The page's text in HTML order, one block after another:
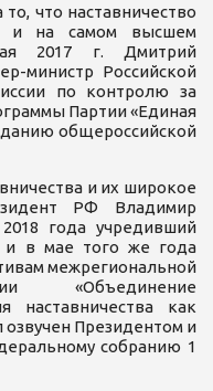
что наставничество
и на самом высшем
2017 г. Дмитрий
министр Российской
по контролю за
Партии «Единая
общероссийской
и их широкое
РФ Владимир
года учредивший
и в мае того же года
межрегиональной
«Объединение
наставничества как
Президентом и
собранию 1